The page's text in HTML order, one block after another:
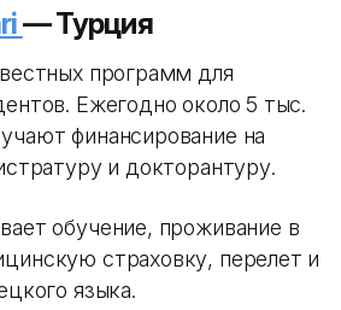
— Турция
программ для
Ежегодно около 5 тыс.
финансирование на
и докторантуру.
обучение, проживание в
страховку, перелет и
языка.